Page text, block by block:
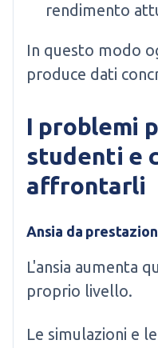
rendimento
In questo modo
produce dati
I problemi
studenti e
affrontarli
Ansia da
L'ansia aumenta
proprio livello.
Le simulazioni e